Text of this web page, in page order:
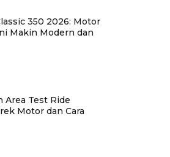
350 2026: Motor
Makin Modern dan
Area Test Ride
Motor dan Cara